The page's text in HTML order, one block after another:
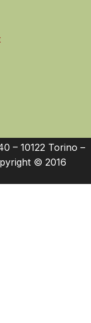
– 10122 Torino –
© 2016